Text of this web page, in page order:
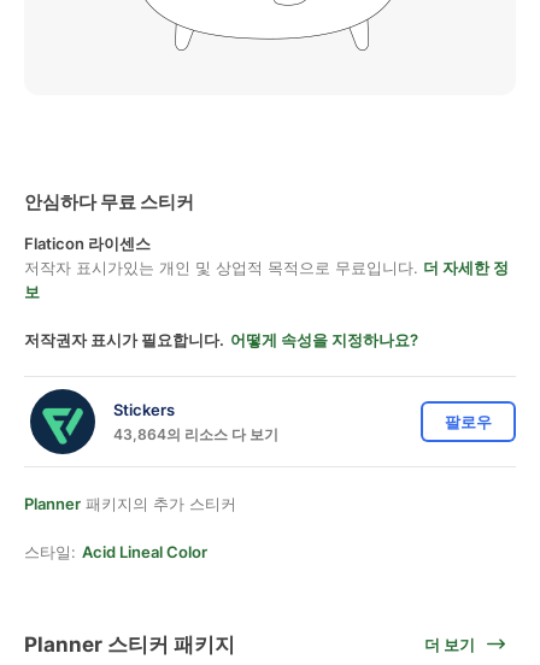
안심하다 무료 스티커
Flaticon 라이센스
저작자 표시가있는 개인 및 상업적 목적으로 무료입니다. 더 자세한 정
보
저작권자 표시가 필요합니다. 어떻게 속성을 지정하나요?
Stickers
43,864의 리소스 다 보기
팔로우
Planner 패키지의 추가 스티커
스타일: Acid Lineal Color
Planner 스티커 패키지 더 보기